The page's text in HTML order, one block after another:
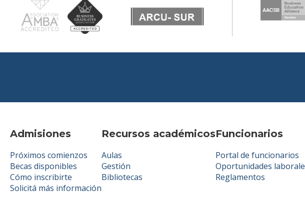
Admisiones
Próximos comienzos
Becas disponibles
Cómo inscribirte
Solicitá más información
Recursos académicos
Aulas
Gestión
Bibliotecas
Funcionarios
Portal de funcionarios
Oportunidades
Reglamentos